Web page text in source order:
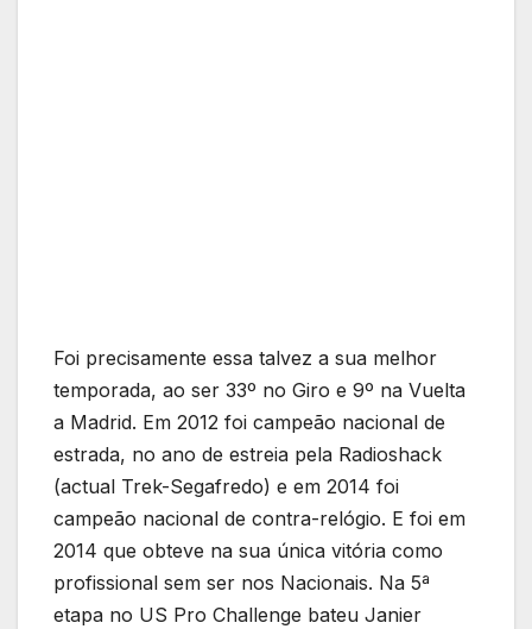
Foi precisamente essa talvez a sua melhor
temporada, ao ser 33º no Giro e 9º na Vuelta
a Madrid. Em 2012 foi campeão nacional de
estrada, no ano de estreia pela Radioshack
(actual Trek-Segafredo) e em 2014 foi
campeão nacional de contra-relógio. E foi em
2014 que obteve na sua única vitória como
profissional sem ser nos Nacionais. Na 5ª
etapa no US Pro Challenge bateu Janier